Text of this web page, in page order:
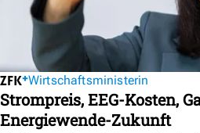
Wirtschaftsministerin
Strompreis, EEG-Kosten,
Energiewende-Zukunft